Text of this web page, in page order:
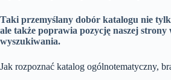
Taki przemyślany dobór katalogu nie
ale także poprawia pozycję naszej strony
wyszukiwania.
Jak rozpoznać katalog ogólnotematyczny,